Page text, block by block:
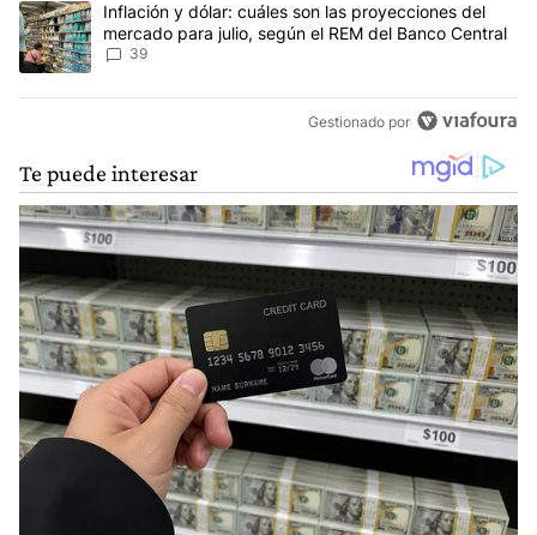
Un artículo de tendencia con el título "Inflación y dólar: cuáles
Inflación y dólar: cuáles son las proyecciones del
mercado para julio, según el REM del Banco Central
39
Gestionado por